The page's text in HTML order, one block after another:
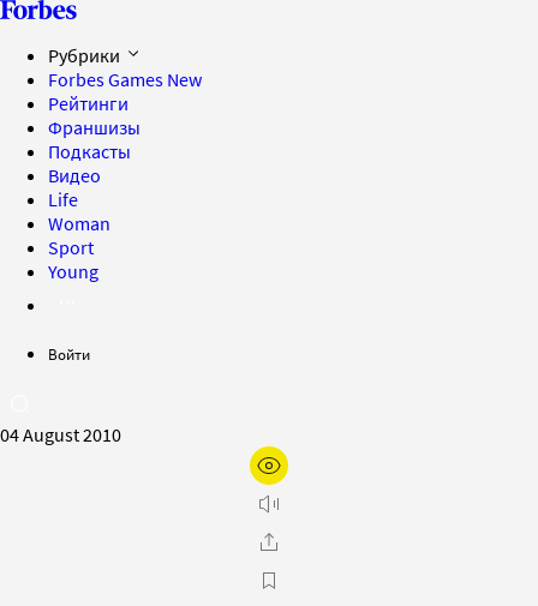
Рубрики
Forbes Games New
Рейтинги
Франшизы
Подкасты
Видео
Life
Woman
Sport
Young
Войти
04 August 2010